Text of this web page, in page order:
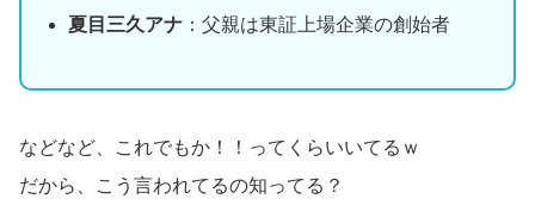
夏目三久アナ ：父親は東証上場企業の創始者
などなど、これでもか！！ってくらいいてるｗ
だから、こう言われてるの知ってる？